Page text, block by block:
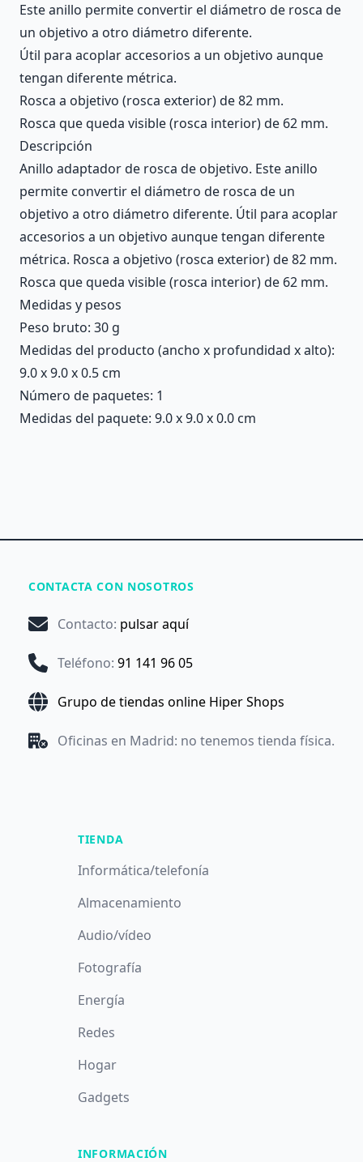
Este anillo permite convertir el diámetro de rosca de
un objetivo a otro diámetro diferente.
Útil para acoplar accesorios a un objetivo aunque
tengan diferente métrica.
Rosca a objetivo (rosca exterior) de 82 mm.
Rosca que queda visible (rosca interior) de 62 mm.
Descripción
Anillo adaptador de rosca de objetivo. Este anillo
permite convertir el diámetro de rosca de un
objetivo a otro diámetro diferente. Útil para acoplar
accesorios a un objetivo aunque tengan diferente
métrica. Rosca a objetivo (rosca exterior) de 82 mm.
Rosca que queda visible (rosca interior) de 62 mm.
Medidas y pesos
Peso bruto: 30 g
Medidas del producto (ancho x profundidad x alto):
9.0 x 9.0 x 0.5 cm
Número de paquetes: 1
Medidas del paquete: 9.0 x 9.0 x 0.0 cm
CONTACTA CON NOSOTROS
Contacto: pulsar aquí
Teléfono: 91 141 96 05
Grupo de tiendas online Hiper Shops
Oficinas en Madrid: no tenemos tienda física.
TIENDA
Informática/telefonía
Almacenamiento
Audio/vídeo
Fotografía
Energía
Redes
Hogar
Gadgets
INFORMACIÓN